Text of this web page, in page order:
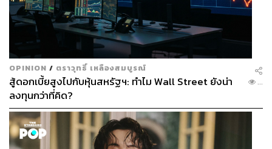
OPINION / ตราวุทธิ์ เหลืองสมบูรณ์
สู้ดอกเบี้ยสูงไปกับหุ้นสหรัฐฯ: ทำไม Wall Street ยังน่า
ลงทุนกว่าที่คิด?
...